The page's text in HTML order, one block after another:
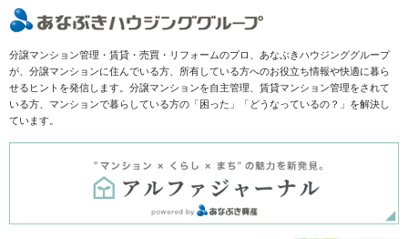
分譲マンション管理・賃貸・売買・リフォームのプロ、あなぶきハウジンググループ
が、分譲マンションに住んでいる方、所有している方へのお役立ち情報や快適に暮ら
せるヒントを発信します。分譲マンションを自主管理、賃貸マンション管理をされて
いる方、マンションで暮らしている方の「困った」「どうなっているの？」を解決し
ています。